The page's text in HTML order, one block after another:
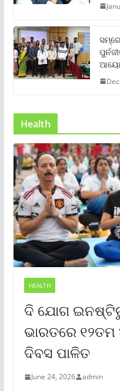
Health
HEALTH
ଦି ଯୋଗ
ଭାରତରେ ୧୨ତମ
ଦିବସ ପାଳିତ
June 24, 2026 admin